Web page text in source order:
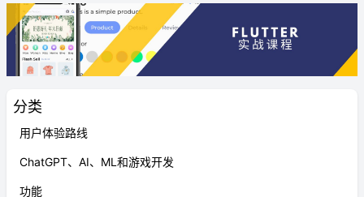
分类
用户体验路线
ChatGPT、AI、ML和游戏开发
功能